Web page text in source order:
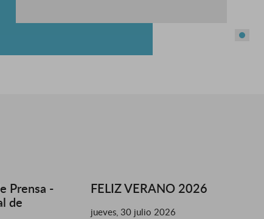
Prensa -
de
FELIZ VERANO 2026
jueves, 30 julio 2026